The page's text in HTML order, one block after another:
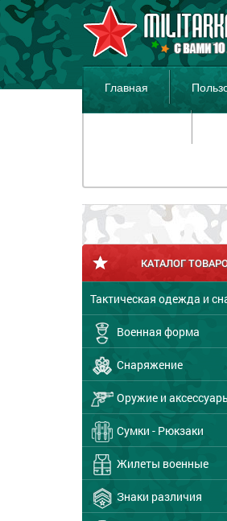
Главная
КАТАЛОГ
Тактическая одежда и
Военная форма
Снаряжение
Оружие и
Сумки - Рюкзаки
Жилеты военные
Знаки различия